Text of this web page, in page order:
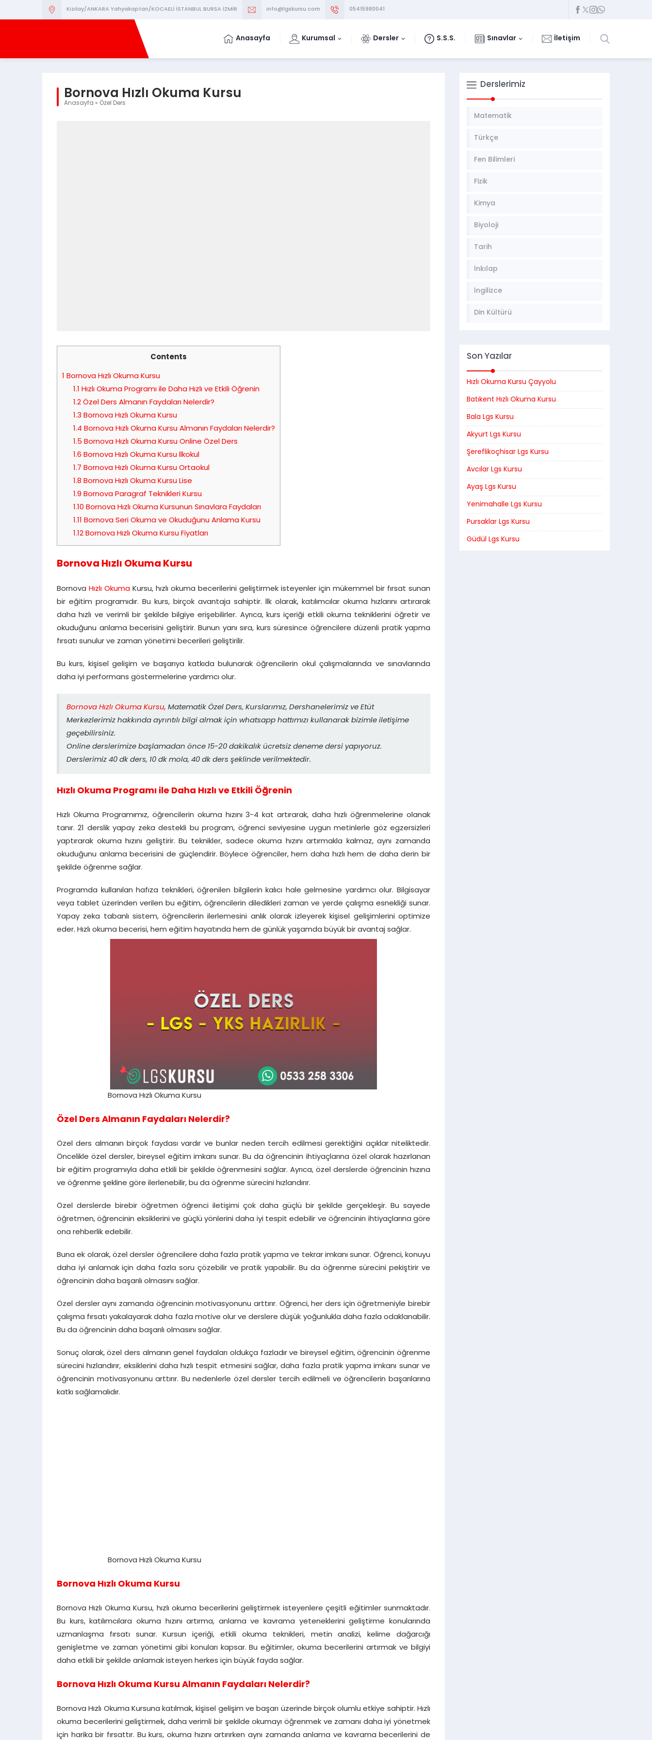
Kızılay/ANKARA Yahyakaptan/KOCAELİ İSTANBUL BURSA İZMİR info@lgskursu.com 05415980041
Anasayfa Kurumsal Dersler S.S.S. Sınavlar İletişim
Bornova Hızlı Okuma Kursu
Anasayfa » Özel Ders
Contents
1 Bornova Hızlı Okuma Kursu
1.1 Hızlı Okuma Programı ile Daha Hızlı ve Etkili Öğrenin
1.2Özel Ders Almanın Faydaları Nelerdir?
1.3 Bornova Hızlı Okuma Kursu
1.4 Bornova Hızlı Okuma Kursu Almanın Faydaları Nelerdir?
1.5 Bornova Hızlı Okuma Kursu Online Özel Ders
1.6 Bornova Hızlı Okuma Kursu İlkokul
1.7 Bornova Hızlı Okuma Kursu Ortaokul
1.8 Bornova Hızlı Okuma Kursu Lise
1.9 Bornova Paragraf Teknikleri Kursu
1.10 Bornova Hızlı Okuma Kursunun Sınavlara Faydaları
1.11 Bornova Seri Okuma ve Okuduğunu Anlama Kursu
1.12Bornova Hızlı Okuma Kursu Fiyatları
Bornova Hızlı Okuma Kursu
Bornova Hızlı Okuma Kursu, hızlı okuma becerilerini geliştirmek isteyenler için mükemmel bir fırsat sunan
bir eğitim programıdır. Bu kurs, birçok avantaja sahiptir. İlk olarak, katılımcılar okuma hızlarını artırarak
daha hızlı ve verimli bir şekilde bilgiye erişebilirler. Ayrıca, kurs içeriği etkili okuma tekniklerini öğretir ve
okuduğunu anlama becerisini geliştirir. Bunun yanı sıra, kurs süresince öğrencilere düzenli pratik yapma
fırsatı sunulur ve zaman yönetimi becerileri geliştirilir.
Bu kurs, kişisel gelişim ve başarıya katkıda bulunarak öğrencilerin okul çalışmalarında ve sınavlarında
daha iyi performans göstermelerine yardımcı olur.
Bornova Hızlı Okuma Kursu, Matematik Özel Ders, Kurslarımız, Dershanelerimiz ve Etüt
Merkezlerimiz hakkında ayrıntılı bilgi almak için whatsapp hattımızı kullanarak bizimle iletişime
geçebilirsiniz.
Online derslerimize başlamadan önce 15-20 dakikalık ücretsiz deneme dersi yapıyoruz.
Derslerimiz 40 dk ders, 10 dk mola, 40 dk ders şeklinde verilmektedir.
Hızlı Okuma Programı ile Daha Hızlı ve Etkili Öğrenin
Hızlı Okuma Programımız, öğrencilerin okuma hızını 3-4 kat artırarak, daha hızlı öğrenmelerine olanak
tanır. 21 derslik yapay zeka destekli bu program, öğrenci seviyesine uygun metinlerle göz egzersizleri
yaptırarak okuma hızını geliştirir. Bu teknikler, sadece okuma hızını artırmakla kalmaz, aynı zamanda
okuduğunu anlama becerisini de güçlendirir. Böylece öğrenciler, hem daha hızlı hem de daha derin bir
şekilde öğrenme sağlar.
Programda kullanılan hafıza teknikleri, öğrenilen bilgilerin kalıcı hale gelmesine yardımcı olur. Bilgisayar
veya tablet üzerinden verilen bu eğitim, öğrencilerin diledikleri zaman ve yerde çalışma esnekliği sunar.
Yapay zeka tabanlı sistem, öğrencilerin ilerlemesini anlık olarak izleyerek kişisel gelişimlerini optimize
eder. Hızlı okuma becerisi, hem eğitim hayatında hem de günlük yaşamda büyük bir avantaj sağlar.
Bornova Hızlı Okuma Kursu
Özel Ders Almanın Faydaları Nelerdir?
Özel ders almanın birçok faydası vardır ve bunlar neden tercih edilmesi gerektiğini açıklar niteliktedir.
Öncelikle özel dersler, bireysel eğitim imkanı sunar. Bu da öğrencinin ihtiyaçlarına özel olarak hazırlanan
bir eğitim programıyla daha etkili bir şekilde öğrenmesini sağlar. Ayrıca, özel derslerde öğrencinin hızına
ve öğrenme şekline göre ilerlenebilir, bu da öğrenme sürecini hızlandırır.
Özel derslerde birebir öğretmen öğrenci iletişimi çok daha güçlü bir şekilde gerçekleşir. Bu sayede
öğretmen, öğrencinin eksiklerini ve güçlü yönlerini daha iyi tespit edebilir ve öğrencinin ihtiyaçlarına göre
ona rehberlik edebilir.
Buna ek olarak, özel dersler öğrencilere daha fazla pratik yapma ve tekrar imkanı sunar. Öğrenci, konuyu
daha iyi anlamak için daha fazla soru çözebilir ve pratik yapabilir. Bu da öğrenme sürecini pekiştirir ve
öğrencinin daha başarılı olmasını sağlar.
Özel dersler aynı zamanda öğrencinin motivasyonunu arttırır. Öğrenci, her ders için öğretmeniyle birebir
çalışma fırsatı yakalayarak daha fazla motive olur ve derslere düşük yoğunlukla daha fazla odaklanabilir.
Bu da öğrencinin daha başarılı olmasını sağlar.
Sonuç olarak, özel ders almanın genel faydaları oldukça fazladır ve bireysel eğitim, öğrencinin öğrenme
sürecini hızlandırır, eksiklerini daha hızlı tespit etmesini sağlar, daha fazla pratik yapma imkanı sunar ve
öğrencinin motivasyonunu arttırır. Bu nedenlerle özel dersler tercih edilmeli ve öğrencilerin başarılarına
katkı sağlamalıdır.
Bornova Hızlı Okuma Kursu
Bornova Hızlı Okuma Kursu
Bornova Hızlı Okuma Kursu, hızlı okuma becerilerini geliştirmek isteyenlere çeşitli eğitimler sunmaktadır.
Bu kurs, katılımcılara okuma hızını artırma, anlama ve kavrama yeteneklerini geliştirme konularında
uzmanlaşma fırsatı sunar. Kursun içeriği, etkili okuma teknikleri, metin analizi, kelime dağarcığı
genişletme ve zaman yönetimi gibi konuları kapsar. Bu eğitimler, okuma becerilerini artırmak ve bilgiyi
daha etkili bir şekilde anlamak isteyen herkes için büyük fayda sağlar.
Bornova Hızlı Okuma Kursu Almanın Faydaları Nelerdir?
Bornova Hızlı Okuma Kursuna katılmak, kişisel gelişim ve başarı üzerinde birçok olumlu etkiye sahiptir. Hızlı
okuma becerilerini geliştirmek, daha verimli bir şekilde okumayı öğrenmek ve zamanı daha iyi yönetmek
için harika bir fırsattır. Bu kurs, okuma hızını artırırken aynı zamanda anlama ve kavrama becerilerini de
Derslerimiz
Matematik
Türkçe
Fen Bilimleri
Fizik
Kimya
Biyoloji
Tarih
İnkılap
İngilizce
Din Kültürü
Son Yazılar
Hızlı Okuma Kursu Çayyolu
Batıkent Hızlı Okuma Kursu
Bala Lgs Kursu
Akyurt Lgs Kursu
Şereflikoçhisar Lgs Kursu
Avcılar Lgs Kursu
Ayaş Lgs Kursu
Yenimahalle Lgs Kursu
Pursaklar Lgs Kursu
Güdül Lgs Kursu